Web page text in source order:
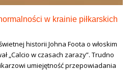
w krainie piłkarskich
historii Johna Foota o włoskim
„Calcio w czasach zarazy”. Trudno
umiejętność przepowiadania